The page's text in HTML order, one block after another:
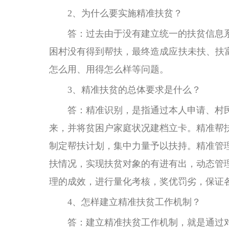
2、为什么要实施精准扶贫？
答：过去由于没有建立统一的扶贫信
困村没有得到帮扶，最终造成应扶未扶、
怎么用、用得怎么样等问题。
3、精准扶贫的总体要求是什么？
答：精准识别，是指通过本人申请、
来，并将贫困户家庭状况建档立卡。精准
制定帮扶计划，集中力量予以扶持。精准
扶情况，实现扶贫对象的有进有出，动态
理的成效，进行量化考核，奖优罚劣，保证
4、怎样建立精准扶贫工作机制？
答：建立精准扶贫工作机制，就是通